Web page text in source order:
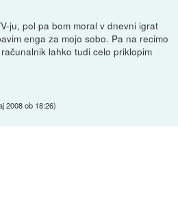
ju, pol pa bom moral v dnevni igrat
enga za mojo sobo. Pa na recimo
lahko tudi celo priklopim
2008 ob 18:26)